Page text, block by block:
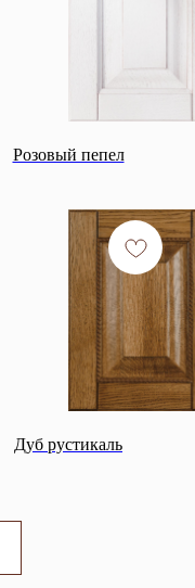
Розовый пепел
Дуб рустикаль